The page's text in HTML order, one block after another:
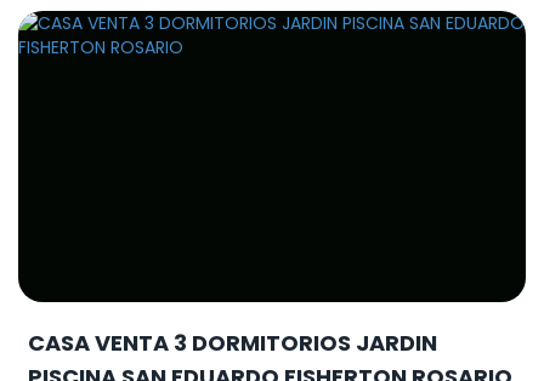
CASA VENTA 3 DORMITORIOS JARDIN